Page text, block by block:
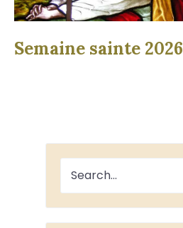
Semaine sainte 2026